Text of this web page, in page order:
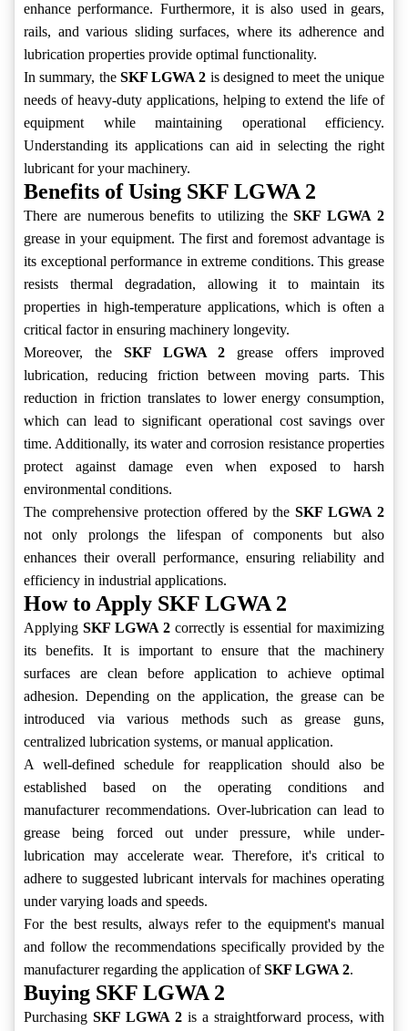
enhance performance. Furthermore, it is also used in gears,
rails, and various sliding surfaces, where its adherence and
lubrication properties provide optimal functionality.
In summary, the SKF LGWA 2 is designed to meet the unique
needs of heavy-duty applications, helping to extend the life of
equipment while maintaining operational efficiency.
Understanding its applications can aid in selecting the right
lubricant for your machinery.
Benefits of Using SKF LGWA 2
There are numerous benefits to utilizing theSKF LGWA 2
grease in your equipment. The first and foremost advantage is
its exceptional performance in extreme conditions. This grease
resists thermal degradation, allowing it to maintain its
properties in high-temperature applications, which is often a
critical factor in ensuring machinery longevity.
Moreover, the SKF LGWA 2 grease offers improved
lubrication, reducing friction between moving parts. This
reduction in friction translates to lower energy consumption,
which can lead to significant operational cost savings over
time. Additionally, its water and corrosion resistance properties
protect against damage even when exposed to harsh
environmental conditions.
The comprehensive protection offered by theSKF LGWA 2
not only prolongs the lifespan of components but also
enhances their overall performance, ensuring reliability and
efficiency in industrial applications.
How to Apply SKF LGWA 2
Applying SKF LGWA 2 correctly is essential for maximizing
its benefits. It is important to ensure that the machinery
surfaces are clean before application to achieve optimal
adhesion. Depending on the application, the grease can be
introduced via various methods such as grease guns,
centralized lubrication systems, or manual application.
A well-defined schedule for reapplication should also be
established based on the operating conditions and
manufacturer recommendations. Over-lubrication can lead to
grease being forced out under pressure, while under-
lubrication may accelerate wear. Therefore, it's critical to
adhere to suggested lubricant intervals for machines operating
under varying loads and speeds.
For the best results, always refer to the equipment's manual
and follow the recommendations specifically provided by the
manufacturer regarding the application ofSKF LGWA 2.
Buying SKF LGWA 2
Purchasing SKF LGWA 2 is a straightforward process, with